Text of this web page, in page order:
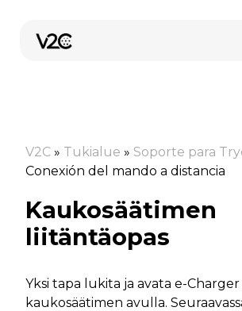
Osta verkossa
V2C » Tukialue » Soporte para
Conexión del mando a distancia
Kaukosäätimen
liitäntäopas
Yksi tapa lukita ja avata e-Charger
kaukosäätimen avulla.